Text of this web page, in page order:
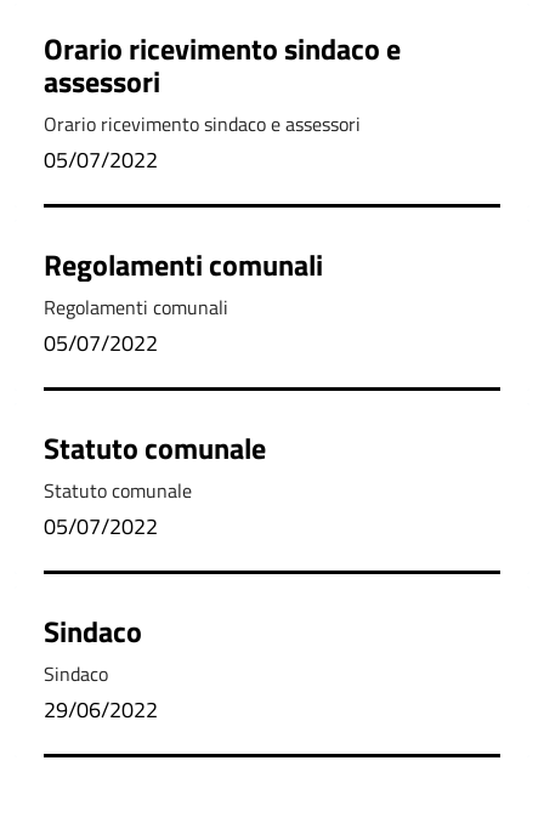
Orario ricevimento sindaco e
assessori
Orario ricevimento sindaco e assessori
05/07/2022
Regolamenti comunali
Regolamenti comunali
05/07/2022
Statuto comunale
Statuto comunale
05/07/2022
Sindaco
Sindaco
29/06/2022